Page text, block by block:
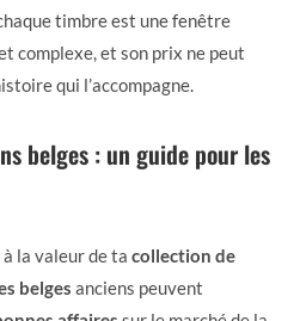
timbre est une fenêtre
complexe, et son prix ne peut
qui l’accompagne.
belges : un guide pour les
la valeur de ta collection de
belges anciens peuvent